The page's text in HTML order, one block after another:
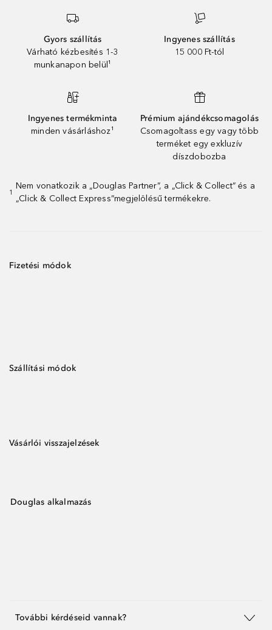
Gyors szállítás
Várható kézbesítés 1-3
munkanapon belül¹
Ingyenes szállítás
15 000 Ft-tól
Ingyenes termékminta
minden vásárláshoz¹
Prémium ajándékcsomagolás
Csomagoltass egy vagy több
terméket egy exkluzív
díszdobozba
1
Nem vonatkozik a „Douglas Partner”, a „Click & Collect” és a
„Click & Collect Express”megjelölésű termékekre.
Fizetési módok
Szállítási módok
Vásárlói visszajelzések
Douglas alkalmazás
További kérdéseid vannak?